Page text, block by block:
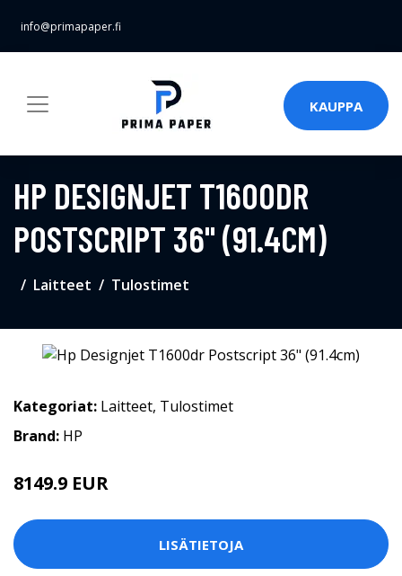
info@primapaper.fi
KAUPPA
HP DESIGNJET T1600DR
POSTSCRIPT 36" (91.4CM)
Laitteet Tulostimet
Kategoriat: Laitteet, Tulostimet
Brand: HP
8149.9 EUR
LISÄTIETOJA